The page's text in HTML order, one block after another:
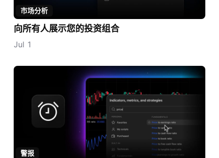
市场分析
向所有人展示您的投资组合
Jul 1
警报